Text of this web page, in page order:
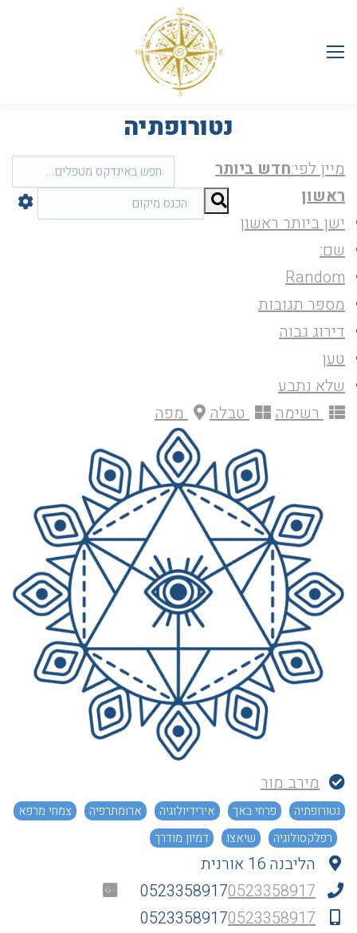
נטורופתיה
מיין לפי:חדש ביותר
ראשון
ישן ביותר ראשון
שם:
Random
מספר תגובות
דירוג גבוה
טען
שלא נתבע
רשימה
טבלה מפה
מירב מור
נטורופתיה פרחי באך אירידיולוגיה ארומתרפיה
צמחי מרפא
רפלקסולוגיה
שיאצו דמיון מודרך
הליבנה 16 אורנית
05233589170523358917
05233589170523358917